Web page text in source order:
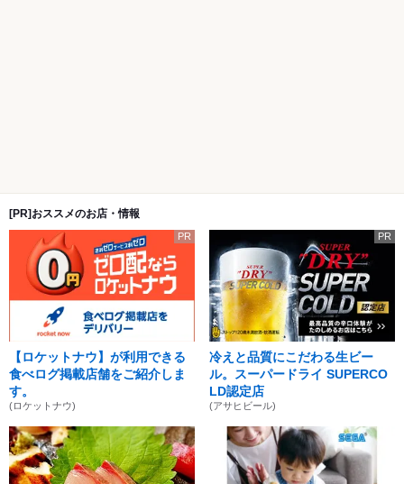
[PR]おススメのお店・情報
PR
【ロケットナウ】が利用できる
食べログ掲載店舗をご紹介しま
す。
(ロケットナウ)
PR
冷えと品質にこだわる生ビー
ル。スーパードライ SUPERCO
LD認定店
(アサヒビール)